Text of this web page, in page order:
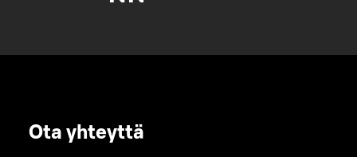
Ota yhteyttä